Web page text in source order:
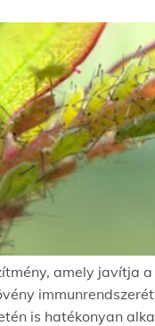
amely javítja
is hatékonyan